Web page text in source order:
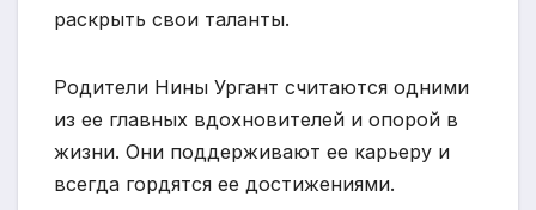
раскрыть свои таланты.
Родители Нины Ургант считаются одними
из ее главных вдохновителей и опорой в
жизни. Они поддерживают ее карьеру и
всегда гордятся ее достижениями.